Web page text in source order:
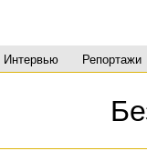
Интервью Репортажи